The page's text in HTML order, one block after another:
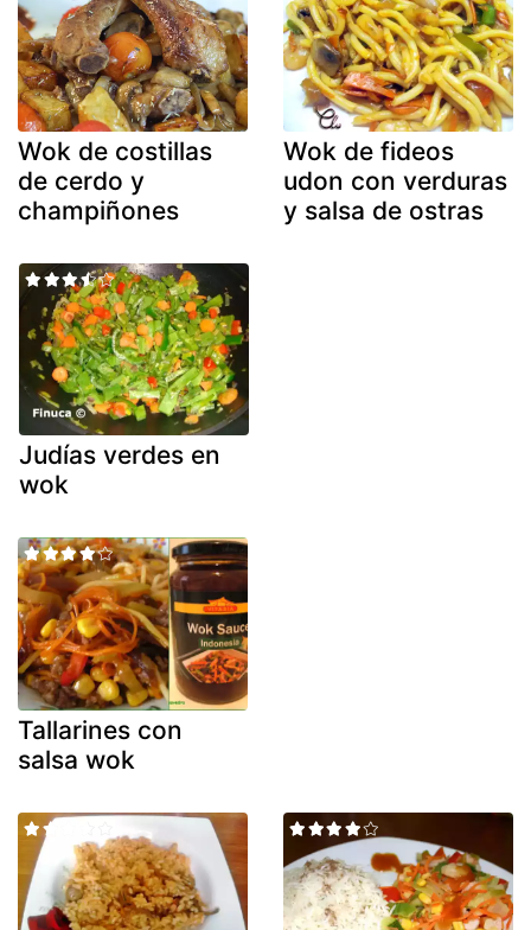
Wok de costillas
de cerdo y
champiñones
Wok de fideos
udon con verduras
y salsa de ostras
Judías verdes en
wok
Tallarines con
salsa wok